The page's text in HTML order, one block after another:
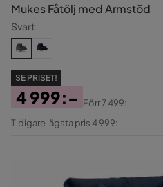
Mukes Fåtölj med Armstöd
Svart
SE PRISET!
Pris
4 999:-
Original
Förr7 499:-
Tidigare lägsta pris 4 999:-